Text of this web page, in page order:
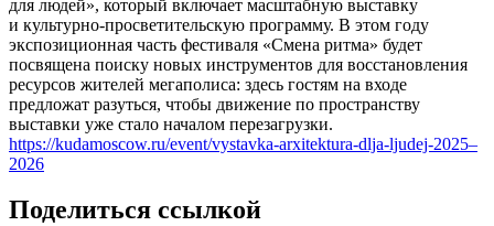
для людей», который включает масштабную выставку
и культурно-просветительскую программу. В этом году
экспозиционная часть фестиваля «Смена ритма» будет
посвящена поиску новых инструментов для восстановления
ресурсов жителей мегаполиса: здесь гостям на входе
предложат разуться, чтобы движение по пространству
выставки уже стало началом перезагрузки.
https://kudamoscow.ru/event/vystavka-arxitektura-dlja-ljudej-2025–
2026
Поделиться ссылкой